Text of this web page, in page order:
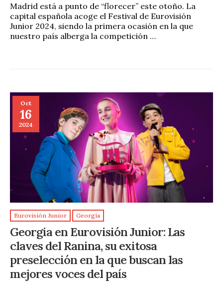
Madrid está a punto de “florecer” este otoño. La
capital española acoge el Festival de Eurovisión
Junior 2024, siendo la primera ocasión en la que
nuestro país alberga la competición …
Oct
16
2024
Eurovisión Junior Georgia
Georgia en Eurovisión Junior: Las
claves del Ranina, su exitosa
preselección en la que buscan las
mejores voces del país